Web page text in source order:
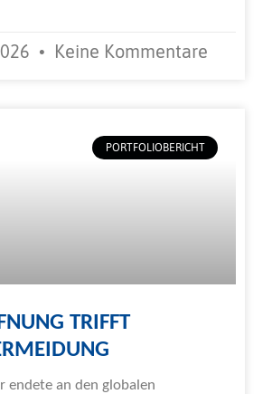
Keine Kommentare
PORTFOLIOBERICHT
TRIFFT
endete an den globalen